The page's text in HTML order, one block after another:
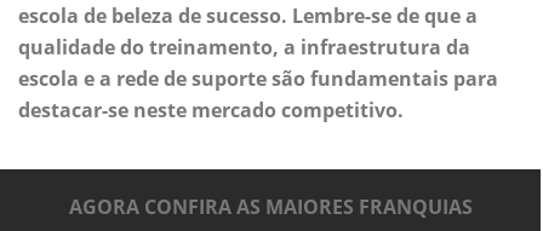
escola de beleza de sucesso. Lembre-se de que a
qualidade do treinamento, a infraestrutura da
escola e a rede de suporte são fundamentais para
destacar-se neste mercado competitivo.
AGORA CONFIRA AS MAIORES FRANQUIAS